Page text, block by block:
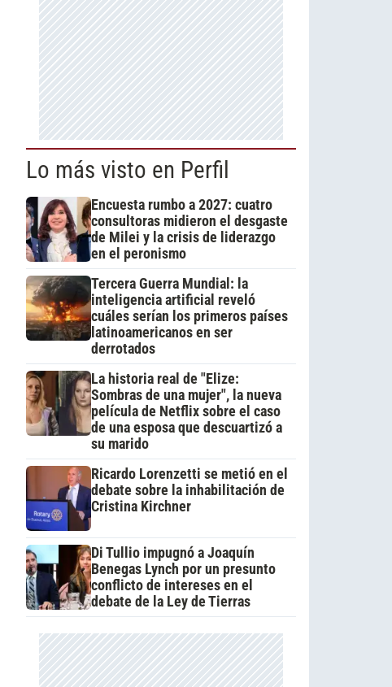
Lo más visto en Perfil
Encuesta rumbo a 2027: cuatro
consultoras midieron el desgaste
de Milei y la crisis de liderazgo
en el peronismo
Tercera Guerra Mundial: la
inteligencia artificial reveló
cuáles serían los primeros países
latinoamericanos en ser
derrotados
La historia real de "Elize:
Sombras de una mujer", la nueva
película de Netflix sobre el caso
de una esposa que descuartizó a
su marido
Ricardo Lorenzetti se metió en el
debate sobre la inhabilitación de
Cristina Kirchner
Di Tullio impugnó a Joaquín
Benegas Lynch por un presunto
conflicto de intereses en el
debate de la Ley de Tierras